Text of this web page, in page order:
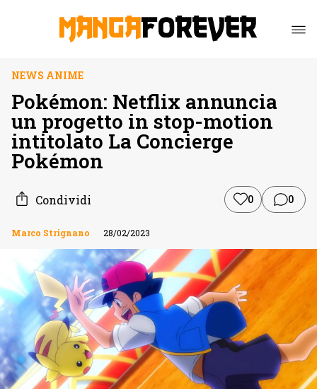
NEWS ANIME
Pokémon: Netflix annuncia
un progetto in stop-motion
intitolato La Concierge
Pokémon
Condividi 0 0
Marco Strignano 28/02/2023